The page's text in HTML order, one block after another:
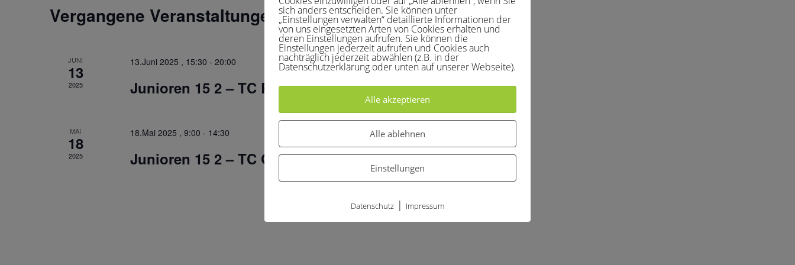
Vergangene Veranstaltungen
JUNI
13
2025
13.Juni 2025 , 15:30 - 20:00
Junioren 15 2 – TC RW Hangelar 3
MAI
18
2025
18.Mai 2025 , 9:00 - 14:30
Junioren 15 2 – TC GW Gut Buschhof 2
sich anders entscheiden. Sie können unter
„Einstellungen verwalten“ detaillierte Informationen der
von uns eingesetzten Arten von Cookies erhalten und
deren Einstellungen aufrufen. Sie können die
Einstellungen jederzeit aufrufen und Cookies auch
nachträglich jederzeit abwählen (z.B. in der
Datenschutzerklärung oder unten auf unserer Webseite).
Alle akzeptieren
Alle ablehnen
Einstellungen
Datenschutz | Impressum